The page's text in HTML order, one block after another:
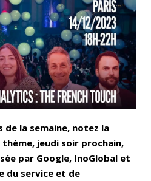
LinkedIn
Whatsapp
de la semaine, notez la
jeudi soir prochain,
par Google, InoGlobal et
du service et de